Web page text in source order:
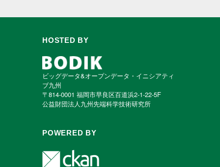
HOSTED BY
ビッグデータ&オープンデータ・イニシアティ
ブ九州
〒814-0001 福岡市早良区百道浜2-1-22-5F
公益財団法人九州先端科学技術研究所
POWERED BY